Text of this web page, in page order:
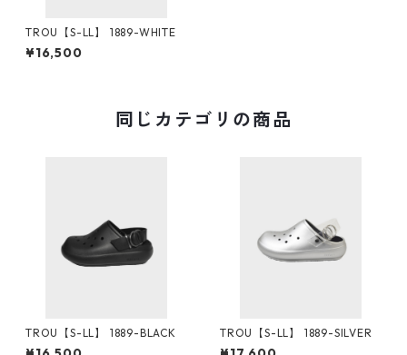
TROU【S-LL】 1889-WHITE
¥16,500
同じカテゴリの商品
TROU【S-LL】 1889-BLACK TROU【S-LL】 1889-SILVER